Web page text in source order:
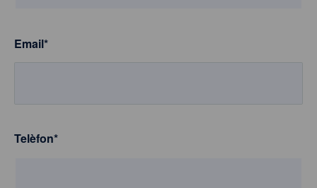
Email*
Telèfon*